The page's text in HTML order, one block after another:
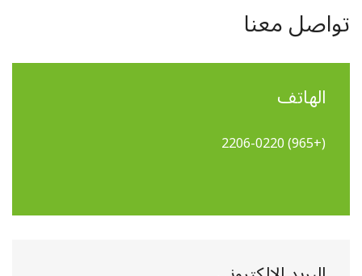
تواصل معنا
الهاتف
(+965) 2206-0220